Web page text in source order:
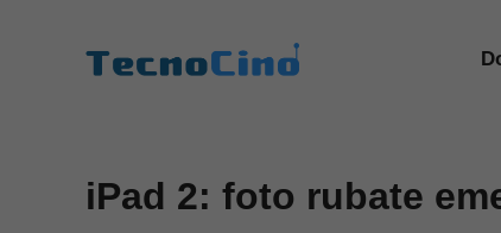
iPad 2: foto rubate